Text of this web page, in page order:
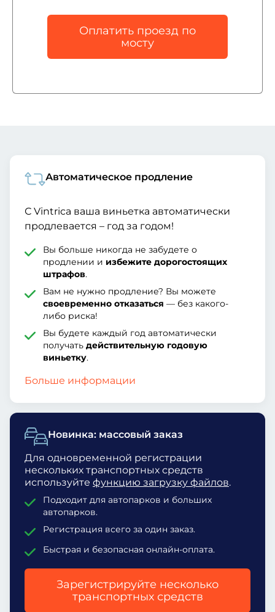
Оплатить проезд по
мосту
Новинка: массовый заказ
Для одновременной регистрации
нескольких транспортных средств
используйте функцию загрузку файлов.
Подходит для автопарков и больших
автопарков.
Регистрация всего за один заказ.
Быстрая и безопасная онлайн-оплата.
Зарегистрируйте несколько
транспортных средств
Автоматическое продление
С Vintrica ваша виньетка автоматически
продлевается – год за годом!
Вы больше никогда не забудете о
продлении и избежите дорогостоящих
штрафов.
Вам не нужно продление? Вы можете
своевременно отказаться — без какого-
либо риска!
Вы будете каждый год автоматически
получатьдействительную годовую
виньетку.
Больше информации